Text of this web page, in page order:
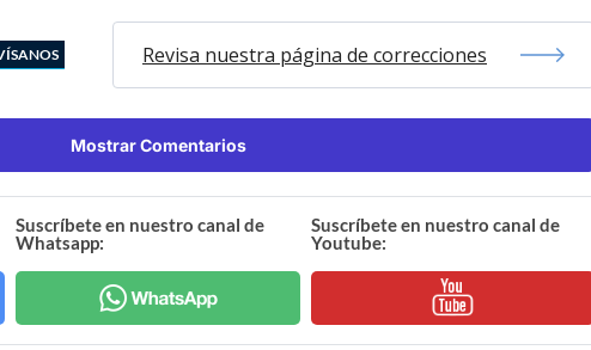
Revisa nuestra página de correcciones
Mostrar Comentarios
Suscríbete en nuestro canal de
Whatsapp:
Suscríbete en nuestro canal de
Youtube: